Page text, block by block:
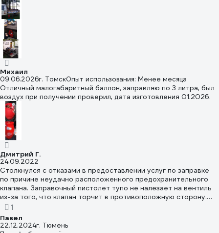
Михаил
09.06.2026г. ТомскОпыт использования: Менее месяца
Отличный малогабаритный баллон, заправляю по 3 литра, был
воздух при получении проверил, дата изготовления 01.2026.
Дмитрий Г.
24.09.2022
Столкнулся с отказами в предоставлении услуг по заправке
по причине неудачно расположенного предохранительного
клапана. Заправочный пистолет тупо не налезает на вентиль
из-за того, что клапан торчит в противоположную сторону.
Если бы этот клапан был бы расположен ниже уровня
резьбового штуцера или на самой колбе, проблемы бы не
было. Для заправки пришлось приобрести специальный
1
Павел
22.12.2024г. Тюмень